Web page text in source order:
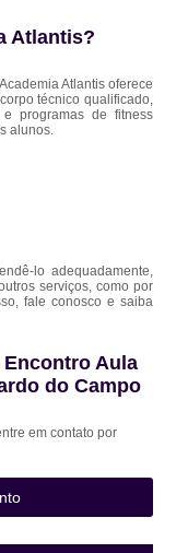
Atlantis?
Atlantis oferece
técnico qualificado,
programas de fitness
alunos.
lo adequadamente,
serviços, como por
fale conosco e saiba
Encontro Aula
do Campo
em contato por